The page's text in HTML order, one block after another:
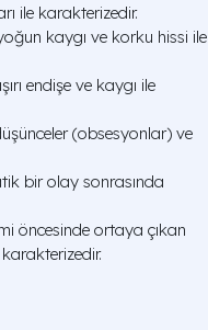
ile karakterizedir.
kaygı ve korku hissi ile
endişe ve kaygı ile
(obsesyonlar) ve
bir olay sonrasında
öncesinde ortaya çıkan